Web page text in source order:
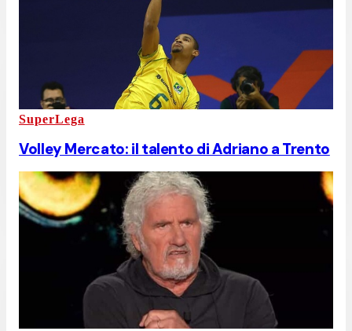
SuperLega
Volley Mercato: il talento di Adriano a Trento